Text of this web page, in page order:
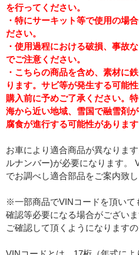
を行ってください。
・特にサーキット等で使用の場
ださい。
・使用過程における破損、事故
でご注意ください。
・こちらの商品を含め、素材に
ります。サビ等が発生する可能
購入前に予めご了承ください。
海から近い地域、雪国で融雪剤
腐食が進行する可能性があります
お車により適合商品が異なりま
ルナンバー)が必要になります。
でお調べし適合部品をご案内致し
※一部商品でVINコードを頂いて
確認等必要になる場合がござい
ご確認して頂くようになります